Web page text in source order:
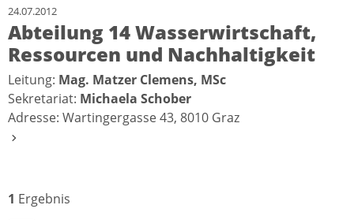
24.07.2012
Abteilung 14 Wasserwirtschaft,
Ressourcen und Nachhaltigkeit
Leitung: Mag. Matzer Clemens, MSc
Sekretariat: Michaela Schober
Adresse: Wartingergasse 43, 8010 Graz
1 Ergebnis